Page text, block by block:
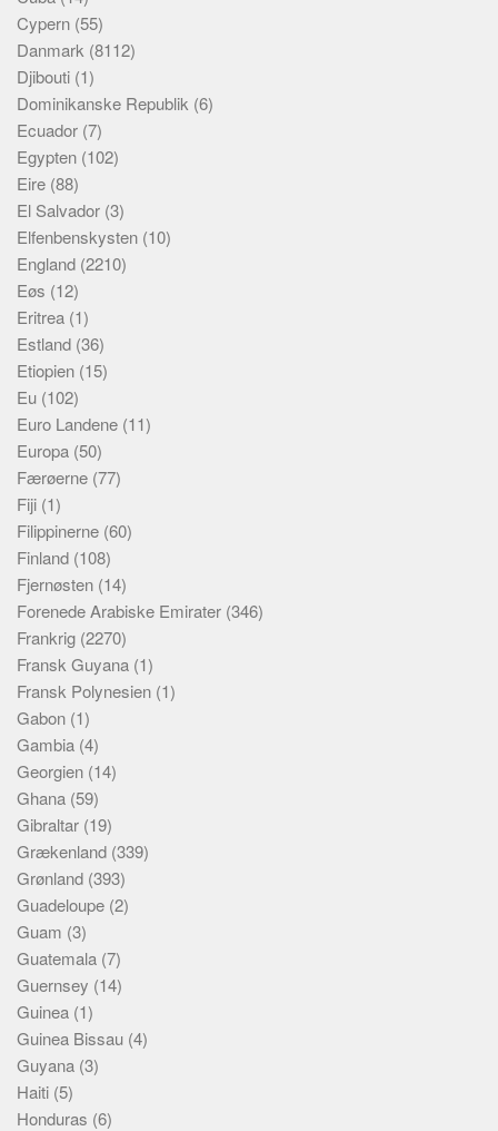
Cypern (55)
Danmark (8112)
Djibouti (1)
Dominikanske Republik (6)
Ecuador (7)
Egypten (102)
Eire (88)
El Salvador (3)
Elfenbenskysten (10)
England (2210)
Eøs (12)
Eritrea (1)
Estland (36)
Etiopien (15)
Eu (102)
Euro Landene (11)
Europa (50)
Færøerne (77)
Fiji (1)
Filippinerne (60)
Finland (108)
Fjernøsten (14)
Forenede Arabiske Emirater (346)
Frankrig (2270)
Fransk Guyana (1)
Fransk Polynesien (1)
Gabon (1)
Gambia (4)
Georgien (14)
Ghana (59)
Gibraltar (19)
Grækenland (339)
Grønland (393)
Guadeloupe (2)
Guam (3)
Guatemala (7)
Guernsey (14)
Guinea (1)
Guinea Bissau (4)
Guyana (3)
Haiti (5)
Honduras (6)